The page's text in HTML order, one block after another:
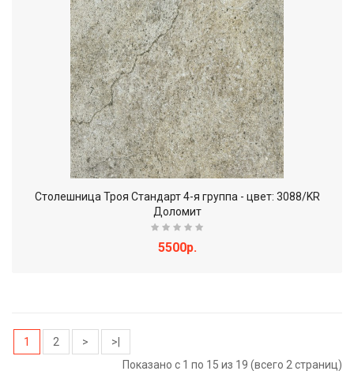
Столешница Троя Стандарт 4-я группа - цвет: 3088/KR
Доломит
5500р.
1 2 >
>|
Показано с 1 по 15 из 19 (всего 2 страниц)